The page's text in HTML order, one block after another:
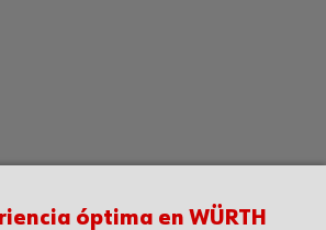
óptima en WÜRTH